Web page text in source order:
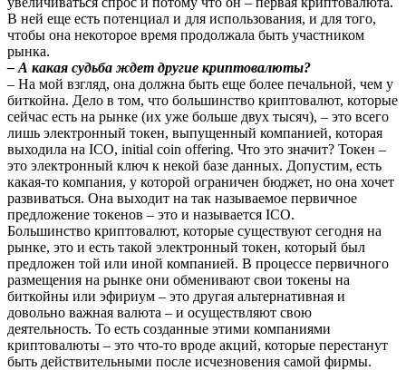
В ней еще есть потенциал и для использования, и для того,
чтобы она некоторое время продолжала быть участником
рынка.
– А какая судьба ждет другие криптовалюты?
– На мой взгляд, она должна быть еще более печальной, чем у
биткойна. Дело в том, что большинство криптовалют, которые
сейчас есть на рынке (их уже больше двух тысяч), – это всего
лишь электронный токен, выпущенный компанией, которая
выходила на ICO, initial coin offering. Что это значит? Токен –
это электронный ключ к некой базе данных. Допустим, есть
какая-то компания, у которой ограничен бюджет, но она хочет
развиваться. Она выходит на так называемое первичное
предложение токенов – это и называется ICO.
Большинство криптовалют, которые существуют сегодня на
рынке, это и есть такой электронный токен, который был
предложен той или иной компанией. В процессе первичного
размещения на рынке они обменивают свои токены на
биткойны или эфириум – это другая альтернативная и
довольно важная валюта – и осуществляют свою
деятельность. То есть созданные этими компаниями
криптовалюты – это что-то вроде акций, которые перестанут
быть действительными после исчезновения самой фирмы.